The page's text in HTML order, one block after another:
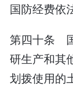
国防经费依
第四十条
研生产和其
划拨使用的